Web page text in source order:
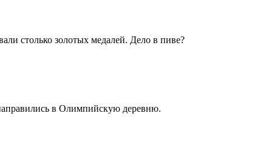
столько золотых медалей. Дело в пиве?
в Олимпийскую деревню.